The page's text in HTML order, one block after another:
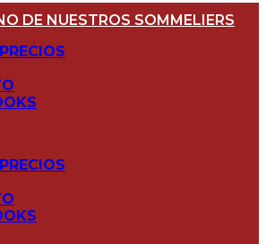
DE NUESTROS SOMMELIERS